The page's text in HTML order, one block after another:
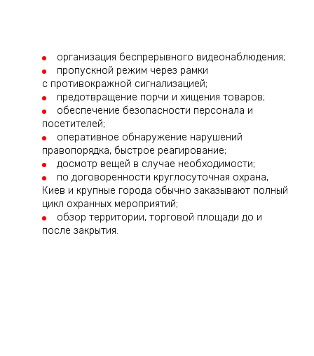
организация беспрерывного видеонаблюдения;
пропускной режим через рамки
с противокражной сигнализацией;
предотвращение порчи и хищения товаров;
обеспечение безопасности персонала и
посетителей;
оперативное обнаружение нарушений
правопорядка, быстрое реагирование;
досмотр вещей в случае необходимости;
по договоренности круглосуточная охрана,
Киев и крупные города обычно заказывают полный
цикл охранных мероприятий;
обзор территории, торговой площади до и
после закрытия.